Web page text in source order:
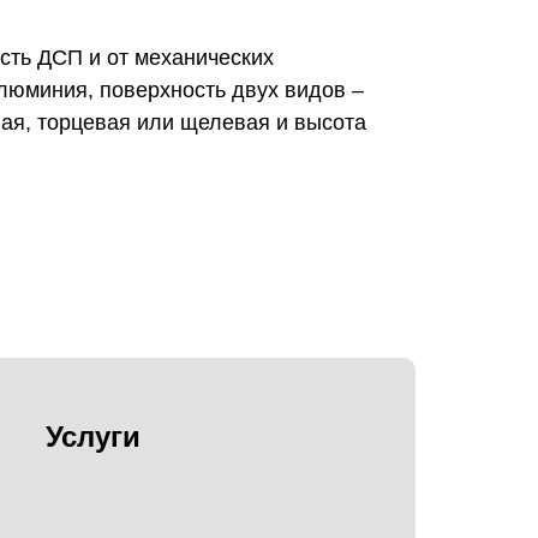
ДСП и от механических
поверхность двух видов –
торцевая или щелевая и высота
Услуги